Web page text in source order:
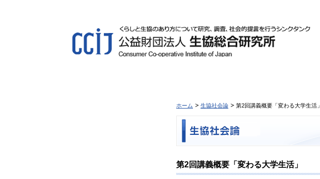
ホーム 生協社会論 第2回講義概要「変わる大学生活」
第2回講義概要「変わる大学生活」